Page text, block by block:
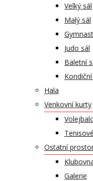
Velký sál
Malý sál
Judo sál
Baletní
Hala
Venkovní kurty
Ostatní
Galerie